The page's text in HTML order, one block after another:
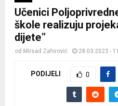
Učenici
škole realizuju
dijete”
od Mirsad Zahirović 28.03.2023 -
PODIJELI 0